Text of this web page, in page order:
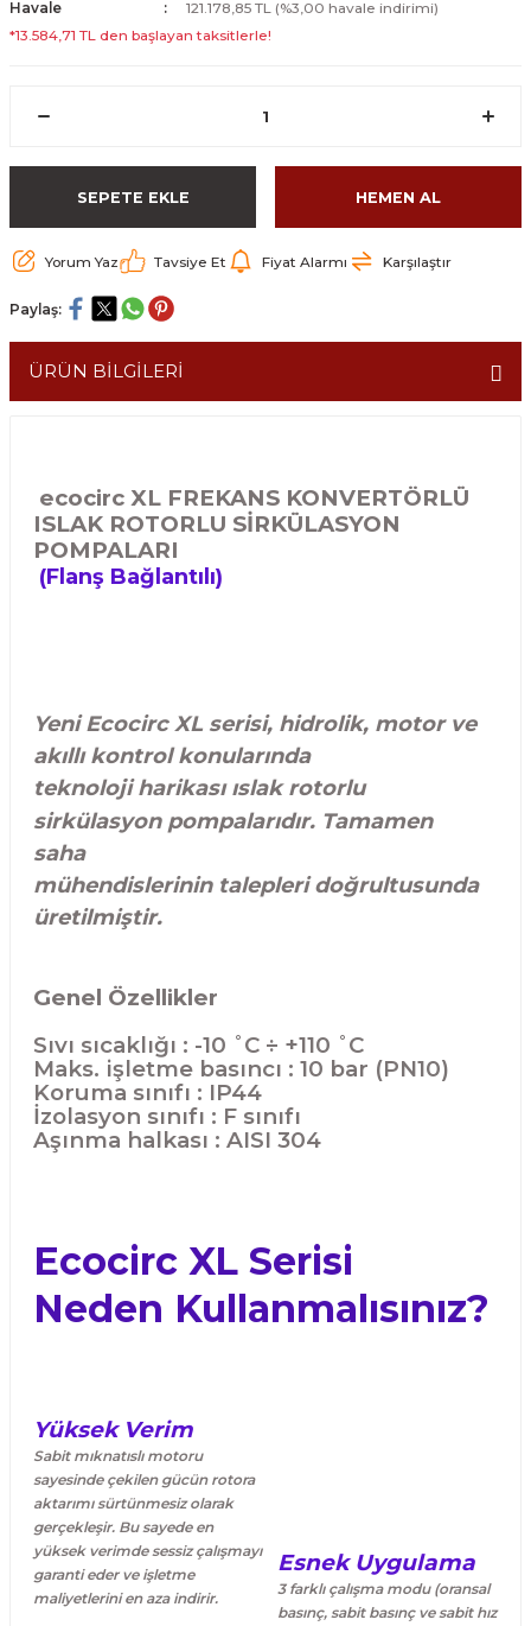
Havale
121.178,85 TL (%3,00 havale indirimi)
*13.584,71 TL den başlayan taksitlerle!
SEPETE EKLE HEMEN AL
Yorum Yaz Tavsiye Et Fiyat Alarmı Karşılaştır
Paylaş:
ÜRÜN BİLGİLERİ
ecocirc XL FREKANS KONVERTÖRLÜ
ISLAK ROTORLU SİRKÜLASYON
POMPALARI
(Flanş Bağlantılı)
Yeni Ecocirc XL serisi, hidrolik, motor ve
akıllı kontrol konularında
teknoloji harikası ıslak rotorlu
sirkülasyon pompalarıdır. Tamamen
saha
mühendislerinin talepleri doğrultusunda
üretilmiştir.
Genel Özellikler
Sıvı sıcaklığı : -10 ˚C ÷ +110 ˚C
Maks. işletme basıncı : 10 bar (PN10)
Koruma sınıfı : IP44
İzolasyon sınıfı : F sınıfı
Aşınma halkası : AISI 304
Ecocirc XL Serisi
Neden Kullanmalısınız?
Yüksek Verim
Sabit mıknatıslı motoru
sayesinde çekilen gücün rotora
aktarımı sürtünmesiz olarak
gerçekleşir. Bu sayede en
yüksek verimde sessiz çalışmayı
garanti eder ve işletme
maliyetlerini en aza indirir.
Esnek Uygulama
3 farklı çalışma modu (oransal
basınç, sabit basınç ve sabit hız